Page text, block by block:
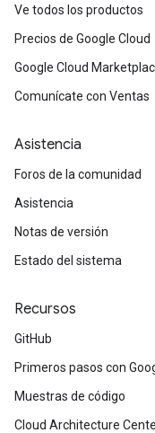
Ve todos los productos
Precios de Google Cloud
Google Cloud
Comunícate con Ventas
Asistencia
Foros de la comunidad
Asistencia
Notas de versión
Estado del sistema
Recursos
GitHub
Primeros pasos con
Muestras de código
Cloud Architecture